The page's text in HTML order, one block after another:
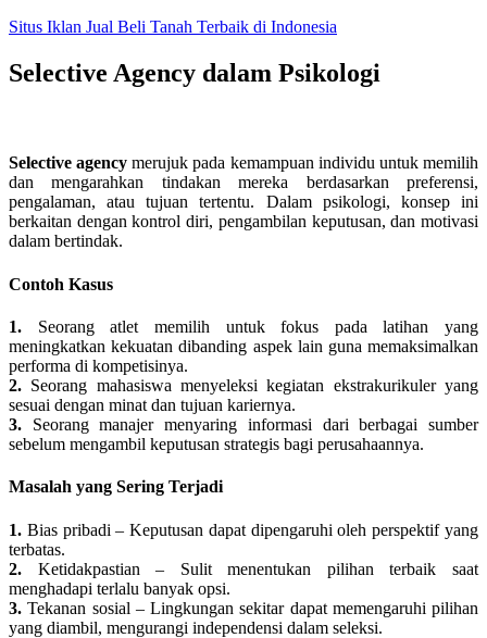
Skip
content
Situs Iklan Jual Beli Tanah Terbaik di Indonesia
Selective Agency dalam Psikologi
Selective agency merujuk pada kemampuan individu untuk memilih
dan mengarahkan tindakan mereka berdasarkan preferensi,
pengalaman, atau tujuan tertentu. Dalam psikologi, konsep ini
berkaitan dengan kontrol diri, pengambilan keputusan, dan motivasi
dalam bertindak.
Contoh Kasus
1. Seorang atlet memilih untuk fokus pada latihan yang
meningkatkan kekuatan dibanding aspek lain guna memaksimalkan
performa di kompetisinya.
2. Seorang mahasiswa menyeleksi kegiatan ekstrakurikuler yang
sesuai dengan minat dan tujuan kariernya.
3. Seorang manajer menyaring informasi dari berbagai sumber
sebelum mengambil keputusan strategis bagi perusahaannya.
Masalah yang Sering Terjadi
1. Bias pribadi – Keputusan dapat dipengaruhi oleh perspektif yang
terbatas.
2. Ketidakpastian – Sulit menentukan pilihan terbaik saat
menghadapi terlalu banyak opsi.
3. Tekanan sosial – Lingkungan sekitar dapat memengaruhi pilihan
yang diambil, mengurangi independensi dalam seleksi.